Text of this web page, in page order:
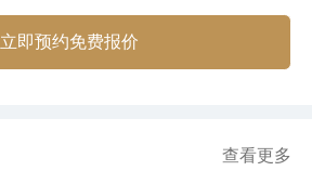
立即预约免费报价
查看更多